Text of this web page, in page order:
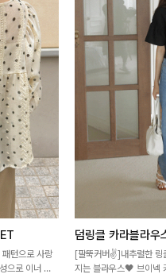
턴으로 사랑
으로 이너 걱
덤링클 카라블라우
[팔뚝커버✌]내추럴한 링
지는 블라우스🖤 브이넥